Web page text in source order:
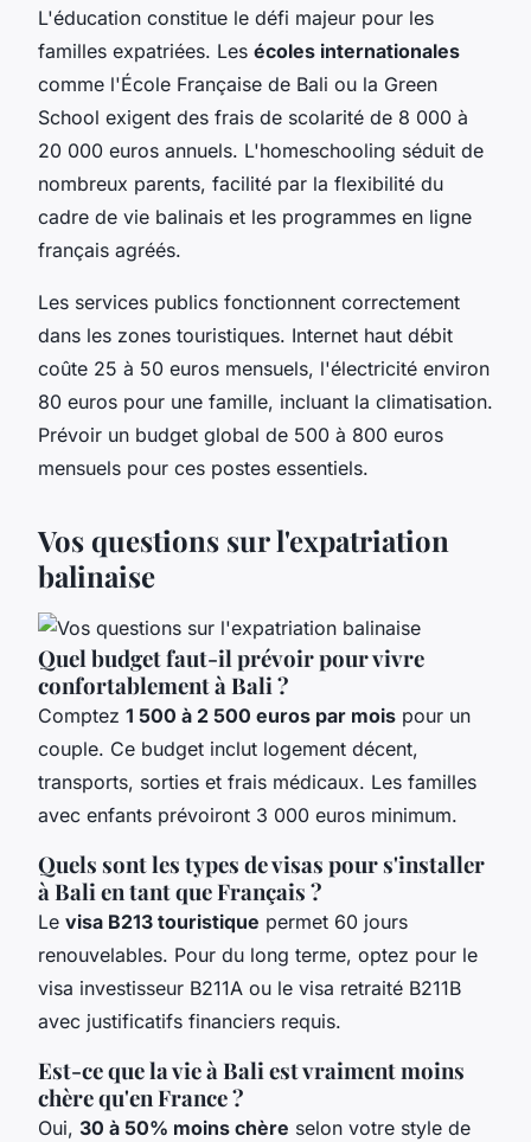
L'éducation constitue le défi majeur pour les
familles expatriées. Les écoles internationales
comme l'École Française de Bali ou la Green
School exigent des frais de scolarité de 8 000 à
20 000 euros annuels. L'homeschooling séduit de
nombreux parents, facilité par la flexibilité du
cadre de vie balinais et les programmes en ligne
français agréés.
Les services publics fonctionnent correctement
dans les zones touristiques. Internet haut débit
coûte 25 à 50 euros mensuels, l'électricité environ
80 euros pour une famille, incluant la climatisation.
Prévoir un budget global de 500 à 800 euros
mensuels pour ces postes essentiels.
Vos questions sur l'expatriation
balinaise
Quel budget faut-il prévoir pour vivre
confortablement à Bali ?
Comptez 1 500 à 2 500 euros par mois pour un
couple. Ce budget inclut logement décent,
transports, sorties et frais médicaux. Les familles
avec enfants prévoiront 3 000 euros minimum.
Quels sont les types de visas pour s'installer
à Bali en tant que Français ?
Le visa B213 touristique permet 60 jours
renouvelables. Pour du long terme, optez pour le
visa investisseur B211A ou le visa retraité B211B
avec justificatifs financiers requis.
Est-ce que la vie à Bali est vraiment moins
chère qu'en France ?
Oui, 30 à 50% moins chère selon votre style de